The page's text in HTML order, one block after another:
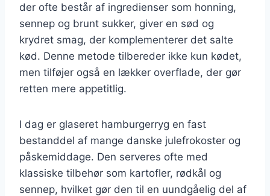
der ofte består af ingredienser som honning,
sennep og brunt sukker, giver en sød og
krydret smag, der komplementerer det salte
kød. Denne metode tilbereder ikke kun kødet,
men tilføjer også en lækker overflade, der gør
retten mere appetitlig.
I dag er glaseret hamburgerryg en fast
bestanddel af mange danske julefrokoster og
påskemiddage. Den serveres ofte med
klassiske tilbehør som kartofler, rødkål og
sennep, hvilket gør den til en uundgåelig del af